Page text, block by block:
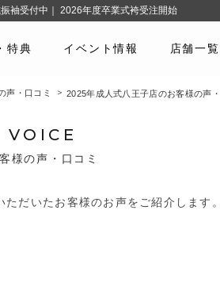
特典 イベント情報 店舗一覧
声・口コミ 2025年成人式八王子店のお客様の声
VOICE
様の声・口コミ
ただいたお客様のお声をご紹介します
袖受付中｜ 2026年度卒業式袴受注開始